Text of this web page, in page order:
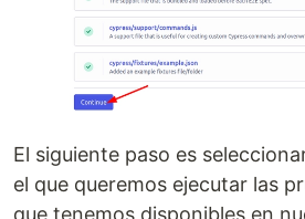
El siguiente paso es
el que queremos ejecutar las
que tenemos disponibles en